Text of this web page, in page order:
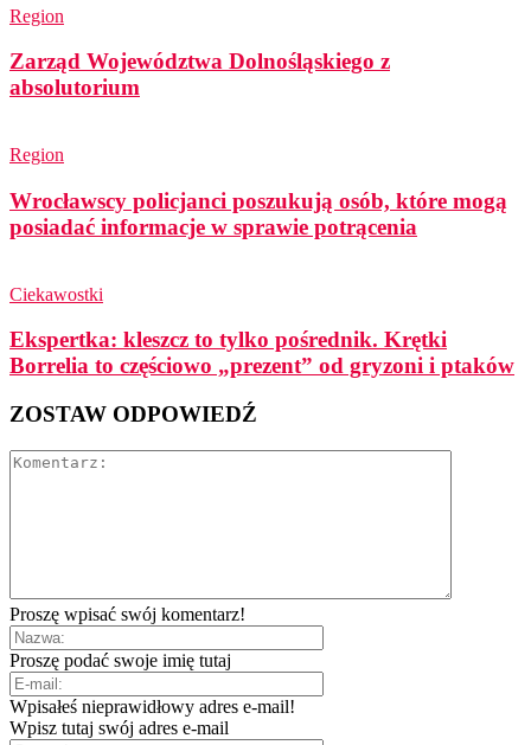
Region
Zarząd Województwa Dolnośląskiego z
absolutorium
Region
Wrocławscy policjanci poszukują osób, które mogą
posiadać informacje w sprawie potrącenia
Ciekawostki
Ekspertka: kleszcz to tylko pośrednik. Krętki
Borrelia to częściowo „prezent” od gryzoni i ptaków
ZOSTAW ODPOWIEDŹ
Proszę wpisać swój komentarz!
Proszę podać swoje imię tutaj
Wpisałeś nieprawidłowy adres e-mail!
Wpisz tutaj swój adres e-mail